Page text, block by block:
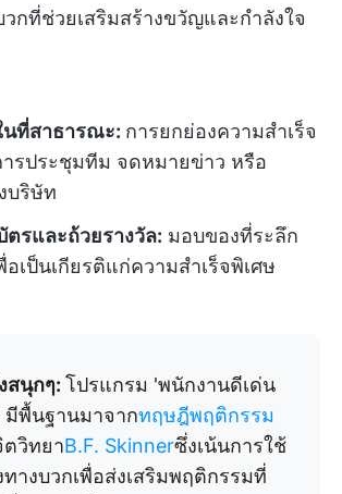
กที่ช่วยเสริมสร้างขวัญและกำลังใจ
นที่สาธารณะ: การยกย่องความสำเร็จ
ารประชุมทีม จดหมายข่าว หรือ
บริษัท
ตรและถ้วยรางวัล: มอบของที่ระลึก
เป็นเกียรติแก่ความสำเร็จพิเศษ
สนุกๆ: โปรแกรม 'พนักงานดีเด่น
มีพื้นฐานมาจากทฤษฎีพฤติกรรม
วิทยาB.F. Skinnerซึ่งเน้นการใช้
ทางบวกเพื่อส่งเสริมพฤติกรรมที่